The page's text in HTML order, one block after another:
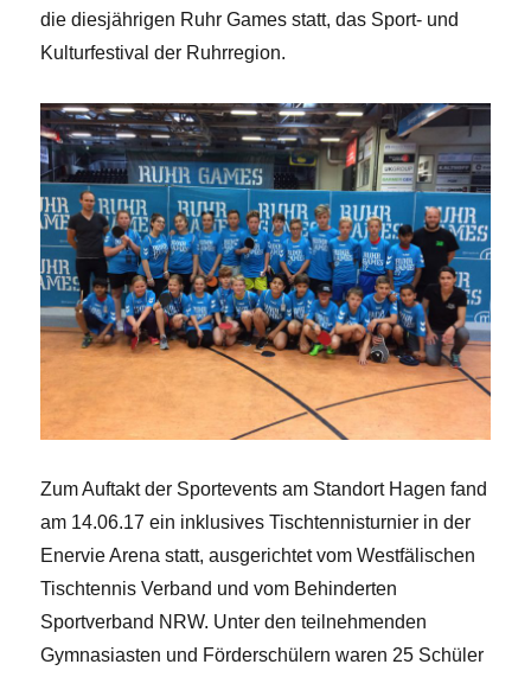
die diesjährigen Ruhr Games statt, das Sport- und
Kulturfestival der Ruhrregion.
Zum Auftakt der Sportevents am Standort Hagen fand
am 14.06.17 ein inklusives Tischtennisturnier in der
Enervie Arena statt, ausgerichtet vom Westfälischen
Tischtennis Verband und vom Behinderten
Sportverband NRW. Unter den teilnehmenden
Gymnasiasten und Förderschülern waren 25 Schüler